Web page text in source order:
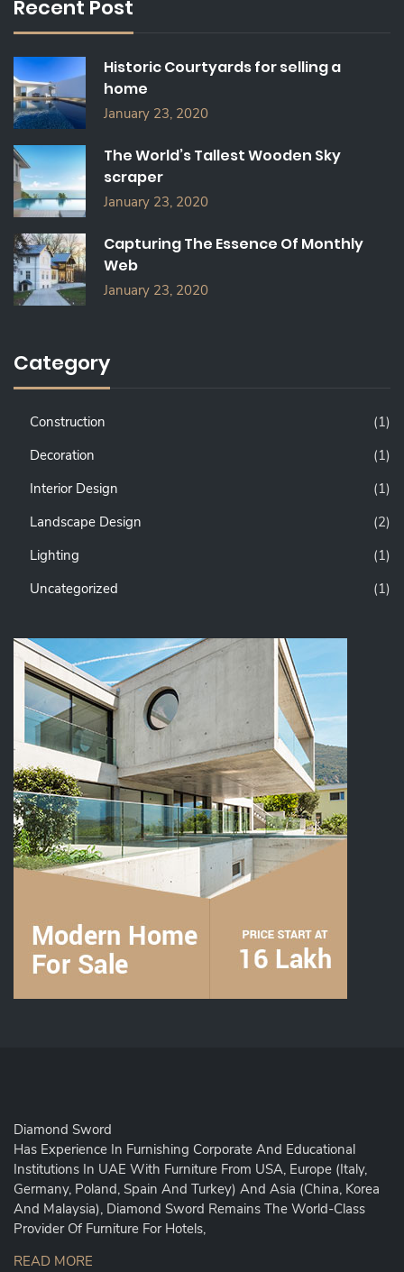
H
F
R
:
Recent Post
Historic Courtyards for selling a
home
January 23, 2020
The World’s Tallest Wooden Sky
scraper
January 23, 2020
Capturing The Essence Of Monthly
Web
January 23, 2020
Category
Construction
(1)
Decoration
(1)
Interior Design
(1)
Landscape Design
(2)
Lighting
(1)
Uncategorized
(1)
Diamond Sword
Has Experience In Furnishing Corporate And Educational
Institutions In UAE With Furniture From USA, Europe (Italy,
Germany, Poland, Spain And Turkey) And Asia (China, Korea
And Malaysia), Diamond Sword Remains The World-Class
Provider Of Furniture For Hotels,
READ MORE